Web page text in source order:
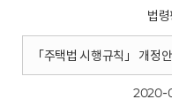
법
「주택법 시행규칙」 개정
2020-